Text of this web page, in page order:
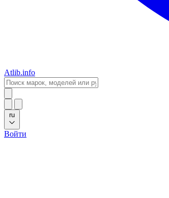
Atlib.info
ru
Войти